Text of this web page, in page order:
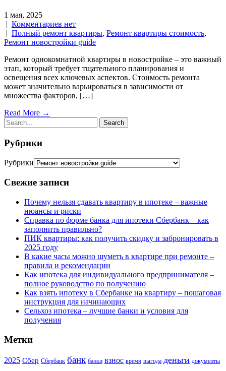
1 мая, 2025
| Комментариев нет
| Полный ремонт квартиры, Ремонт квартиры стоимость,
Ремонт новостройки guide
Ремонт однокомнатной квартиры в новостройке – это важный
этап, который требует тщательного планирования и
освещения всех ключевых аспектов. Стоимость ремонта
может значительно варьироваться в зависимости от
множества факторов, […]
Read More →
Рубрики
Рубрики
Свежие записи
Почему нельзя сдавать квартиру в ипотеке – важные
нюансы и риски
Справка по форме банка для ипотеки Сбербанк – как
заполнить правильно?
ПИК квартиры: как получить скидку и забронировать в
2025 году
В какие часы можно шуметь в квартире при ремонте –
правила и рекомендации
Как ипотека для индивидуального предпринимателя –
полное руководство по получению
Как взять ипотеку в Сбербанке на квартиру – пошаговая
инструкция для начинающих
Сельхоз ипотека – лучшие банки и условия для
получения
Метки
2025 Сбер Сбербанк банк банки взнос время выгода деньги документы